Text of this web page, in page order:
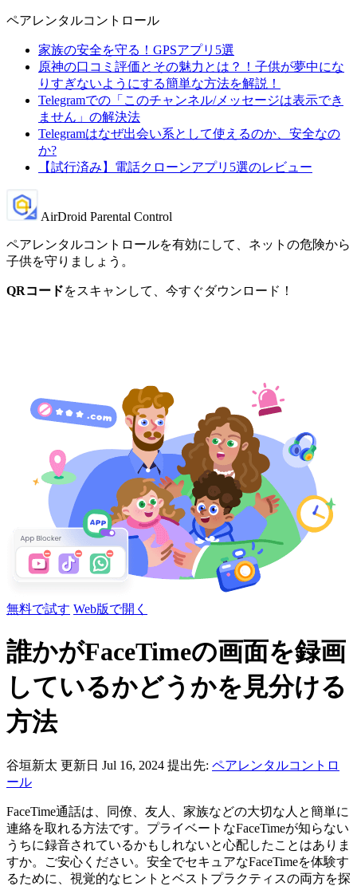
ペアレンタルコントロール
家族の安全を守る！GPSアプリ5選
原神の口コミ評価とその魅力とは？！子供が夢中にな
りすぎないようにする簡単な方法を解説！
Telegramでの「このチャンネル/メッセージは表示でき
ません」の解決法
Telegramはなぜ出会い系として使えるのか、安全なの
か?
【試行済み】電話クローンアプリ5選のレビュー
AirDroid Parental Control
ペアレンタルコントロールを有効にして、ネットの危険から
子供を守りましょう。
QRコードをスキャンして、今すぐダウンロード！
無料で試す Web版で開く
誰かがFaceTimeの画面を録画
しているかどうかを見分ける
方法
谷垣新太 更新日 Jul 16, 2024 提出先: ペアレンタルコントロ
ール
FaceTime通話は、同僚、友人、家族などの大切な人と簡単に
連絡を取れる方法です。プライベートなFaceTimeが知らない
うちに録音されているかもしれないと心配したことはありま
すか。ご安心ください。安全でセキュアなFaceTimeを体験す
るために、視覚的なヒントとベストプラクティスの両方を探